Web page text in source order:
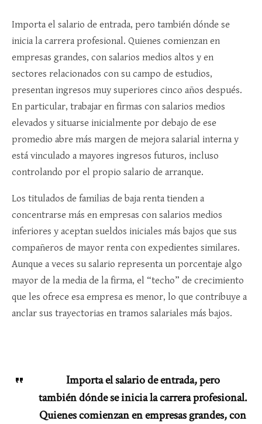
Importa el salario de entrada, pero también dónde se
inicia la carrera profesional. Quienes comienzan en
empresas grandes, con salarios medios altos y en
sectores relacionados con su campo de estudios,
presentan ingresos muy superiores cinco años después.
En particular, trabajar en firmas con salarios medios
elevados y situarse inicialmente por debajo de ese
promedio abre más margen de mejora salarial interna y
está vinculado a mayores ingresos futuros, incluso
controlando por el propio salario de arranque.​
Los titulados de familias de baja renta tienden a
concentrarse más en empresas con salarios medios
inferiores y aceptan sueldos iniciales más bajos que sus
compañeros de mayor renta con expedientes similares.
Aunque a veces su salario representa un porcentaje algo
mayor de la media de la firma, el “techo” de crecimiento
que les ofrece esa empresa es menor, lo que contribuye a
anclar sus trayectorias en tramos salariales más bajos.​
Importa el salario de entrada, pero
también dónde se inicia la carrera profesional.
Quienes comienzan en empresas grandes, con